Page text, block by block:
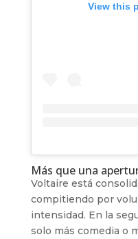
View this
Más que una
Voltaire está
compitiendo por
intensidad. En la
solo más comedia o